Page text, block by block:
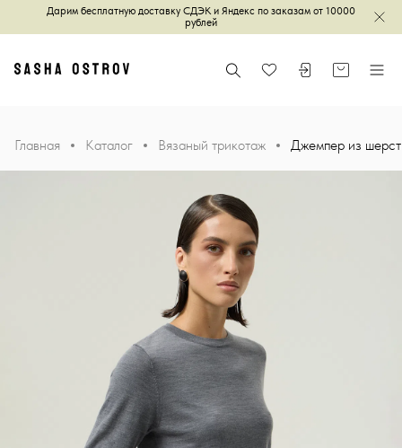
Дарим бесплатную доставку СДЭК и Яндекс по заказам от 10000
рублей
Главная Поиск ИзбранноеВойти илиКорзинаМеню
Главная Каталог Вязаный трикотаж Джемпер из